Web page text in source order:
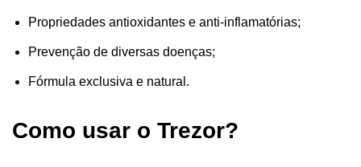
Propriedades antioxidantes e anti-inflamatórias;
Prevenção de diversas doenças;
Fórmula exclusiva e natural.
Como usar o Trezor?